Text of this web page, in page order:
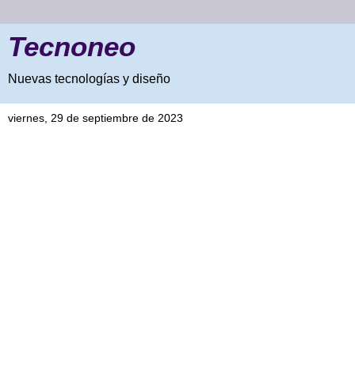
Tecnoneo
Nuevas tecnologías y diseño
viernes, 29 de septiembre de 2023